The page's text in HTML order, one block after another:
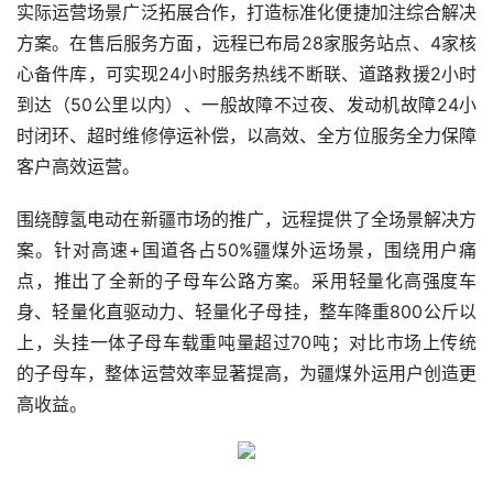
实际运营场景广泛拓展合作，打造标准化便捷加注综合解决
方案。在售后服务方面，远程已布局28家服务站点、4家核
心备件库，可实现24小时服务热线不断联、道路救援2小时
到达（50公里以内）、一般故障不过夜、发动机故障24小
时闭环、超时维修停运补偿，以高效、全方位服务全力保障
客户高效运营。
围绕醇氢电动在新疆市场的推广，远程提供了全场景解决方
案。针对高速+国道各占50%疆煤外运场景，围绕用户痛
点，推出了全新的子母车公路方案。采用轻量化高强度车
身、轻量化直驱动力、轻量化子母挂，整车降重800公斤以
上，头挂一体子母车载重吨量超过70吨；对比市场上传统
的子母车，整体运营效率显著提高，为疆煤外运用户创造更
高收益。